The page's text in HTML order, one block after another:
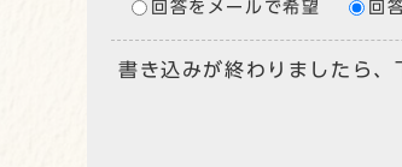
回答をメールで希望 回
書き込みが終わりましたら、